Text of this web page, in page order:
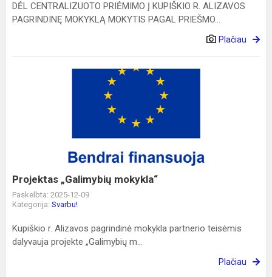
DĖL CENTRALIZUOTO PRIĖMIMO Į KUPIŠKIO R. ALIZAVOS
PAGRINDINĘ MOKYKLĄ MOKYTIS PAGAL PRIEŠMO...
Plačiau
Projektas „Galimybių mokykla“
Paskelbta: 2025-12-09
Kategorija: Svarbu!
Kupiškio r. Alizavos pagrindinė mokykla partnerio teisėmis
dalyvauja projekte „Galimybių m...
Plačiau